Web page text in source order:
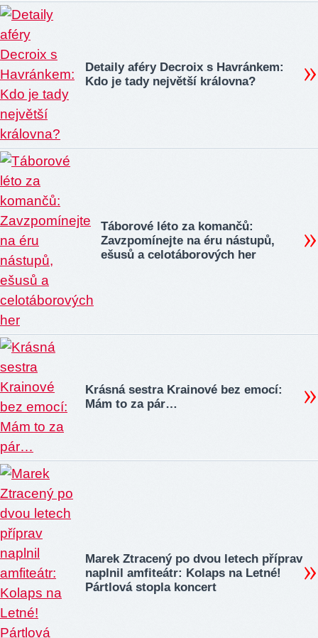
Detaily aféry Decroix s Havránkem:
Kdo je tady největší královna?
Táborové léto za komančů:
Zavzpomínejte na éru nástupů,
ešusů a celotáborových her
Krásná sestra Krainové bez emocí:
Mám to za pár…
Marek Ztracený po dvou letech příprav
naplnil amfiteátr: Kolaps na Letné!
Pártlová stopla koncert